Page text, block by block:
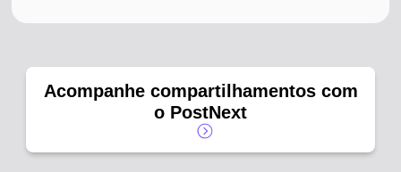
Acompanhe compartilhamentos com
o PostNext